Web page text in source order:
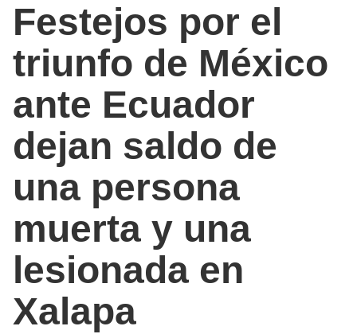
Festejos por el
triunfo de México
ante Ecuador
dejan saldo de
una persona
muerta y una
lesionada en
Xalapa